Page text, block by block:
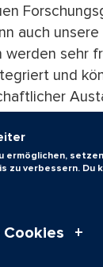
auch
sehr
und
wir
Im
unsere
ermöglichen,
zu verbessern.